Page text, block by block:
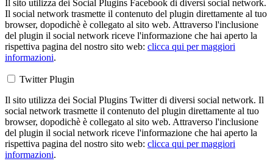
Il sito utilizza dei Social Plugins Facebook di diversi social network.
Il social network trasmette il contenuto del plugin direttamente al tuo
browser, dopodichè è collegato al sito web. Attraverso l'inclusione
del plugin il social network riceve l'informazione che hai aperto la
rispettiva pagina del nostro sito web: clicca qui per maggiori
informazioni.
Twitter Plugin
Il sito utilizza dei Social Plugins Twitter di diversi social network. Il
social network trasmette il contenuto del plugin direttamente al tuo
browser, dopodichè è collegato al sito web. Attraverso l'inclusione
del plugin il social network riceve l'informazione che hai aperto la
rispettiva pagina del nostro sito web: clicca qui per maggiori
informazioni.